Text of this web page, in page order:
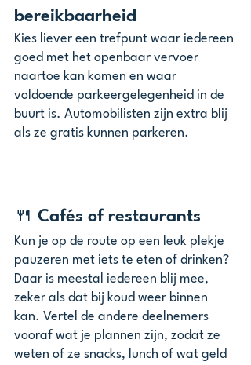
bereikbaarheid
Kies liever een trefpunt waar iedereen
goed met het openbaar vervoer
naartoe kan komen en waar
voldoende parkeergelegenheid in de
buurt is. Automobilisten zijn extra blij
als ze gratis kunnen parkeren.
🍴 Cafés of restaurants
Kun je op de route op een leuk plekje
pauzeren met iets te eten of drinken?
Daar is meestal iedereen blij mee,
zeker als dat bij koud weer binnen
kan. Vertel de andere deelnemers
vooraf wat je plannen zijn, zodat ze
weten of ze snacks, lunch of wat geld